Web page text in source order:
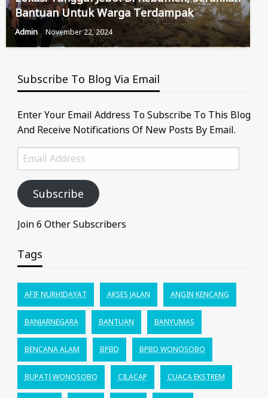
Bantuan Untuk Warga Terdampak
Admin November 22, 2024
Subscribe To Blog Via Email
Enter Your Email Address To Subscribe To This Blog
And Receive Notifications Of New Posts By Email.
Email
Address
Subscribe
Join 6 Other Subscribers
Tags
AFIF NURHIDAYAT AKSES JALAN ANGIN KENCANG
BANJARNEGARA BANTUAN BANYUMAS
BENCANA ALAM BPBD BPBD WONOSOBO
BUPATI WONOSOBO CILACAP CUACA EKSTREM